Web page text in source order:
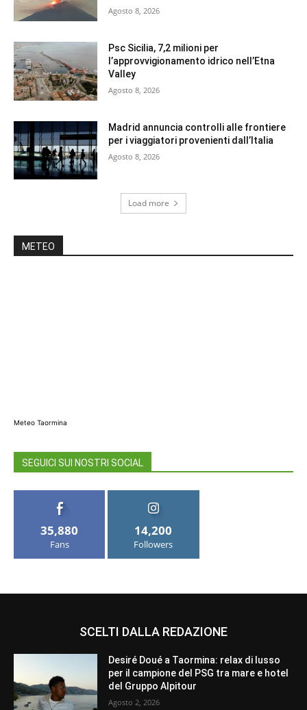
Agosto 8, 2026
Psc Sicilia, 7,2 milioni per
l’approvvigionamento idrico nell’Etna
Valley
Agosto 8, 2026
Madrid annuncia controlli alle frontiere
per i viaggiatori provenienti dall’Italia
Agosto 8, 2026
Load more
METEO
Meteo Taormina
SEGUICI SUI NOSTRI SOCIAL
35,880
Fans
14,200
Followers
SCELTI DALLA REDAZIONE
Desiré Doué a Taormina: relax di lusso
per il campione del PSG tra mare e hotel
del Gruppo Alpitour
Agosto 2, 2026